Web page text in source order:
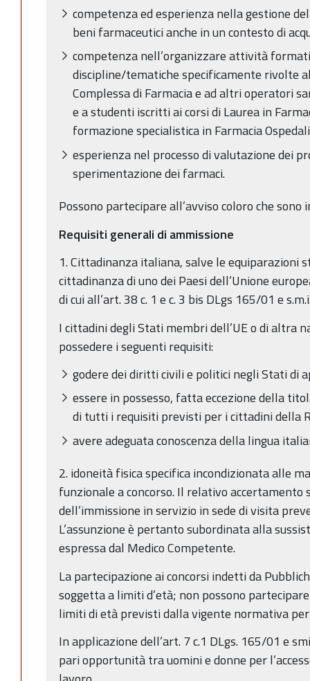
competenza ed esperienza nella gestione
beni farmaceutici anche in un contesto di
competenza nell’organizzare attività
discipline/tematiche specificamente rivolte
Complessa di Farmacia e ad altri operatori
e a studenti iscritti ai corsi di Laurea in
formazione specialistica in Farmacia
esperienza nel processo di valutazione dei
sperimentazione dei farmaci.
Possono partecipare all’avviso coloro che
Requisiti generali di ammissione
1. Cittadinanza italiana, salve le equiparazioni
cittadinanza di uno dei Paesi dell’Unione
di cui all’art. 38 c. 1 e c. 3 bis DLgs 165/01 e
I cittadini degli Stati membri dell’UE o di altra
possedere i seguenti requisiti:
godere dei diritti civili e politici negli Stati di
essere in possesso, fatta eccezione della
di tutti i requisiti previsti per i cittadini della
avere adeguata conoscenza della lingua
2. idoneità fisica specifica incondizionata alle
funzionale a concorso. Il relativo
dell’immissione in servizio in sede di visita
L’assunzione è pertanto subordinata alla
espressa dal Medico Competente.
La partecipazione ai concorsi indetti da
soggetta a limiti d’età; non possono
limiti di età previsti dalla vigente normativa
In applicazione dell’art. 7 c.1 DLgs. 165/01 e
pari opportunità tra uomini e donne per